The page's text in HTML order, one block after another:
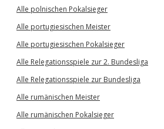
Alle polnischen Pokalsieger
Alle portugiesischen Meister
Alle portugiesischen Pokalsieger
Alle Relegationsspiele zur 2. Bundesliga
Alle Relegationsspiele zur Bundesliga
Alle rumänischen Meister
Alle rumänischen Pokalsieger